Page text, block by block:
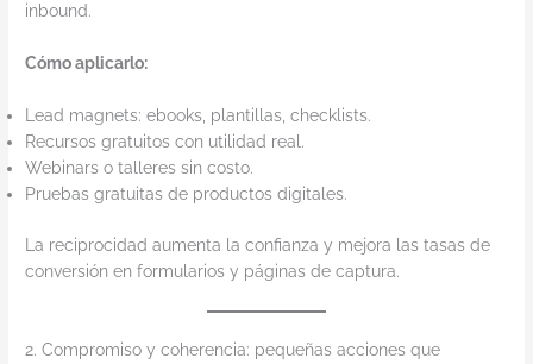
inbound.
Cómo aplicarlo:
Lead magnets: ebooks, plantillas, checklists.
Recursos gratuitos con utilidad real.
Webinars o talleres sin costo.
Pruebas gratuitas de productos digitales.
La reciprocidad aumenta la confianza y mejora las tasas de
conversión en formularios y páginas de captura.
2. Compromiso y coherencia: pequeñas acciones que